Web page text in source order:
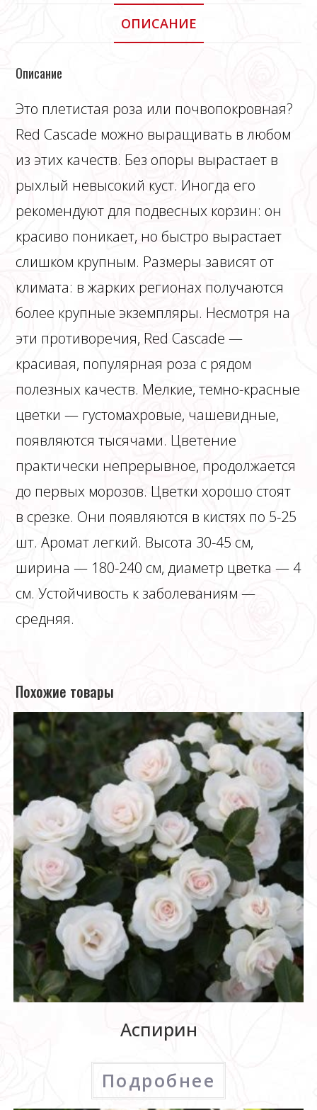
ОПИСАНИЕ
Описание
Это плетистая роза или почвопокровная?
Red Cascade можно выращивать в любом
из этих качеств. Без опоры вырастает в
рыхлый невысокий куст. Иногда его
рекомендуют для подвесных корзин: он
красиво поникает, но быстро вырастает
слишком крупным. Размеры зависят от
климата: в жарких регионах получаются
более крупные экземпляры. Несмотря на
эти противоречия, Red Cascade —
красивая, популярная роза с рядом
полезных качеств. Мелкие, темно-красные
цветки — густомахровые, чашевидные,
появляются тысячами. Цветение
практически непрерывное, продолжается
до первых морозов. Цветки хорошо стоят
в срезке. Они появляются в кистях по 5-25
шт. Аромат легкий. Высота 30-45 см,
ширина — 180-240 см, диаметр цветка — 4
см. Устойчивость к заболеваниям —
средняя.
Похожие товары
Аспирин
Подробнее